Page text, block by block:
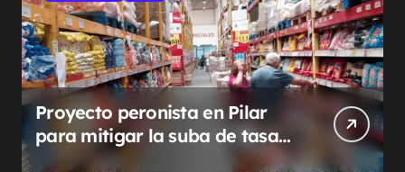
Proyecto peronista en Pilar
para mitigar la suba de tasas
municipales